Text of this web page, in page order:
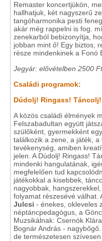
Remaster koncertjükön,
hallhatjuk, két nagyszerű
tangóharmonika pesti
akár még rappelni is fog.
zenekarból bebizonyítja,
jobban mint ő! Egy biztos,
része mindenkinek a Fonó
Jegyár: elővételben 2500
Családi programok:
Dúdolj! Ringass!
A közös családi élmények
Felszabadultan együtt
szülőként, gyermekként
találkozik a zene, a játék,
tevékenység, amiben
jelen. A Dúdolj! Ringass!
mindenki hangulatának,
megfelelően tud
játékokkal a kisebbek,
nagyobbak,
folyamat részesévé válhat.
Julcsi - énekes, okleveles
néptáncpedagógus, a
Muzsikálnak: Csernók
Bognár András -
de természetesen